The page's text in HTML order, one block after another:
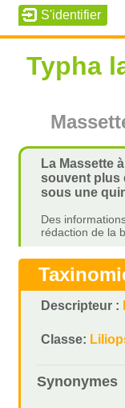
Typha
La Massette
souvent plus
sous une
Des
rédaction de la
Descripteur :
Classe:
Synonymes